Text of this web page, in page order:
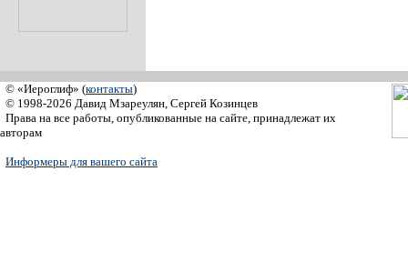
© «Иероглиф» (контакты)
© 1998-2026 Давид Мзареулян, Сергей Козинцев
Права на все работы, опубликованные на сайте, принадлежат их
авторам
Информеры для вашего сайта